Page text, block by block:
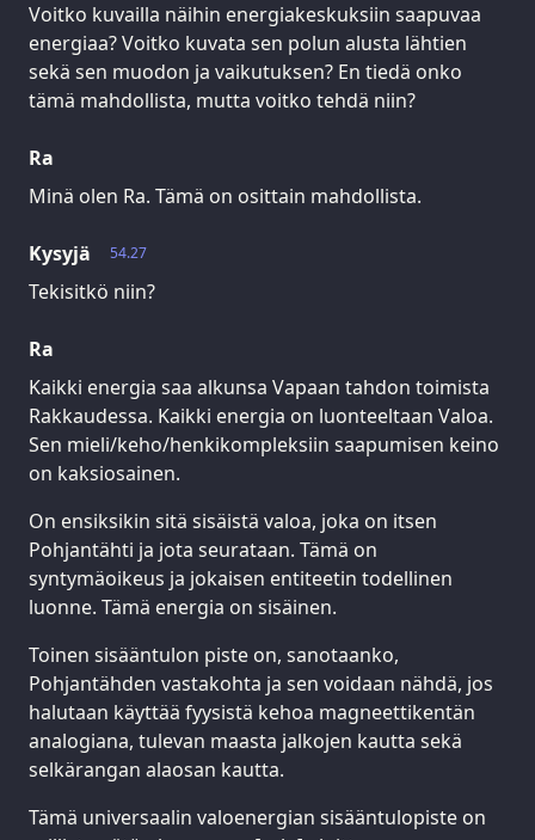
Voitko kuvailla näihin energiakeskuksiin saapuvaa
energiaa? Voitko kuvata sen polun alusta lähtien
sekä sen muodon ja vaikutuksen? En tiedä onko
tämä mahdollista, mutta voitko tehdä niin?
Ra
Minä olen Ra. Tämä on osittain mahdollista.
54.27
Kysyjä
Tekisitkö niin?
Ra
Kaikki energia saa alkunsa Vapaan tahdon toimista
Rakkaudessa. Kaikki energia on luonteeltaan Valoa.
Sen mieli/keho/henkikompleksiin saapumisen keino
on kaksiosainen.
On ensiksikin sitä sisäistä valoa, joka on itsen
Pohjantähti ja jota seurataan. Tämä on
syntymäoikeus ja jokaisen entiteetin todellinen
luonne. Tämä energia on sisäinen.
Toinen sisääntulon piste on, sanotaanko,
Pohjantähden vastakohta ja sen voidaan nähdä, jos
halutaan käyttää fyysistä kehoa magneettikentän
analogiana, tulevan maasta jalkojen kautta sekä
selkärangan alaosan kautta.
Tämä universaalin valoenergian sisääntulopiste on